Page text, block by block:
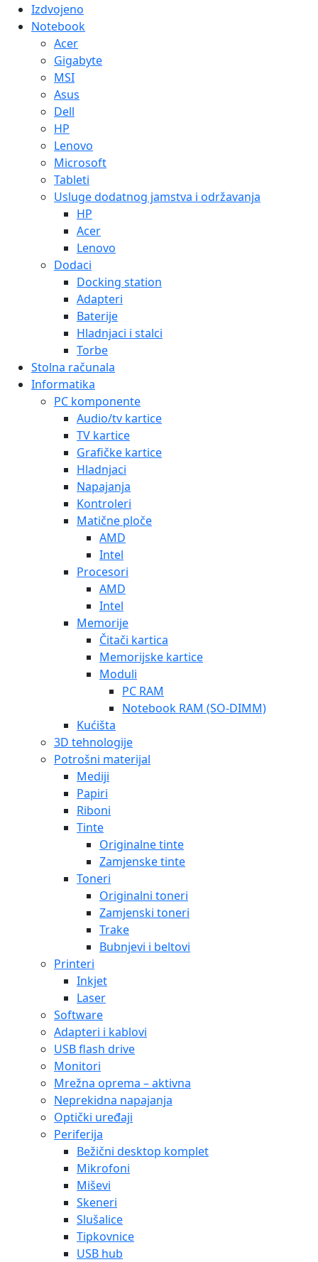
Izdvojeno
Notebook
Acer
Gigabyte
MSI
Asus
Dell
HP
Lenovo
Microsoft
Tableti
Usluge dodatnog jamstva i održavanja
HP
Acer
Lenovo
Dodaci
Docking station
Adapteri
Baterije
Hladnjaci i stalci
Torbe
Stolna računala
Informatika
PC komponente
Audio/tv kartice
TV kartice
Grafičke kartice
Hladnjaci
Napajanja
Kontroleri
Matične ploče
AMD
Intel
Procesori
AMD
Intel
Memorije
Čitači kartica
Memorijske kartice
Moduli
PC RAM
Notebook RAM (SO-DIMM)
Kućišta
3D tehnologije
Potrošni materijal
Mediji
Papiri
Riboni
Tinte
Originalne tinte
Zamjenske tinte
Toneri
Originalni toneri
Zamjenski toneri
Trake
Bubnjevi i beltovi
Printeri
Inkjet
Laser
Software
Adapteri i kablovi
USB flash drive
Monitori
Mrežna oprema – aktivna
Neprekidna napajanja
Optički uređaji
Periferija
Bežični desktop komplet
Mikrofoni
Miševi
Skeneri
Slušalice
Tipkovnice
USB hub